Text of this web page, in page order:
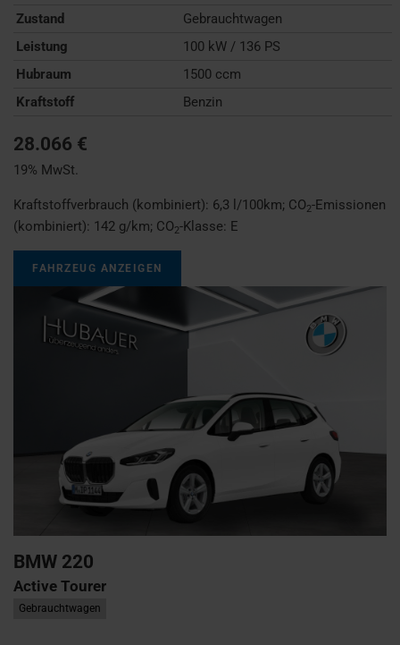
Zustand
Gebrauchtwagen
Leistung
100 kW / 136 PS
Hubraum
1500 ccm
Kraftstoff
Benzin
28.066 €
19% MwSt.
Kraftstoffverbrauch (kombiniert): 6,3 l/100km; CO2-Emissionen
(kombiniert): 142 g/km; CO2-Klasse: E
FAHRZEUG ANZEIGEN
BMW 220
Active Tourer
Gebrauchtwagen